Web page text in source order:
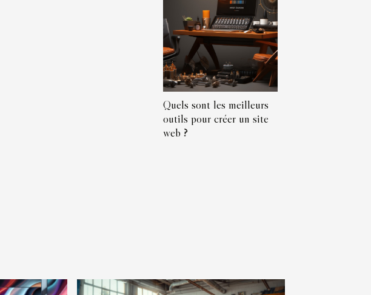
Quels sont les meilleurs
outils pour créer un site
web ?